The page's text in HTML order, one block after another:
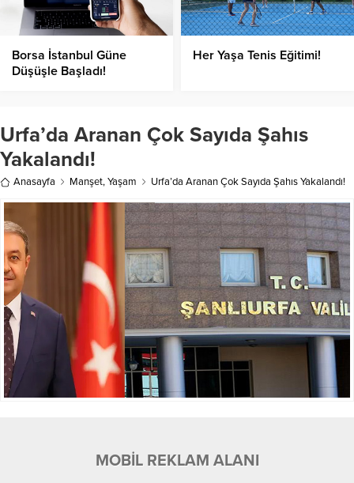
Borsa İstanbul Güne
Düşüşle Başladı!
Her Yaşa Tenis Eğitimi!
Urfa’da Aranan Çok Sayıda Şahıs
Yakalandı!
Anasayfa Manşet,Yaşam Urfa’da Aranan Çok Sayıda Şahıs Yakalandı!
MOBİL REKLAM ALANI